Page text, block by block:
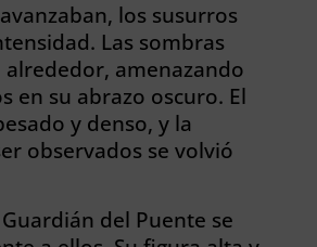
los susurros
Las sombras
alrededor, amenazando
en su abrazo oscuro. El
y denso, y la
observados se volvió
del Puente se